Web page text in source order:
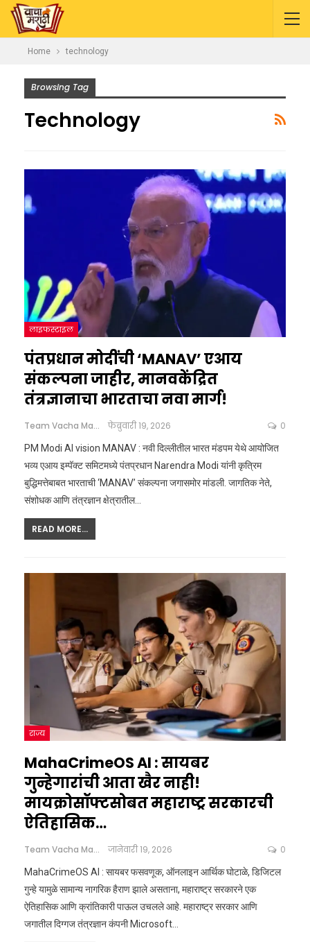
Home technology
Browsing Tag
Technology
लाइफस्टाइल
पंतप्रधान मोदींची ‘MANAV’ एआय
संकल्पना जाहीर, मानवकेंद्रित
तंत्रज्ञानाचा भारताचा नवा मार्ग!
Team Vacha Marathi फेब्रुवारी 19, 2026 0
PM Modi AI vision MANAV : नवी दिल्लीतील भारत मंडपम येथे आयोजित
भव्य एआय इम्पॅक्ट समिटमध्ये पंतप्रधान Narendra Modi यांनी कृत्रिम
बुद्धिमत्तेबाबत भारताची ‘MANAV’ संकल्पना जगासमोर मांडली. जागतिक नेते,
संशोधक आणि तंत्रज्ञान क्षेत्रातील…
READ MORE...
राज्य
MahaCrimeOS AI : सायबर
गुन्हेगारांची आता खैर नाही!
मायक्रोसॉफ्टसोबत महाराष्ट्र सरकारची
ऐतिहासिक…
Team Vacha Marathi जानेवारी 19, 2026 0
MahaCrimeOS AI : सायबर फसवणूक, ऑनलाइन आर्थिक घोटाळे, डिजिटल
गुन्हे यामुळे सामान्य नागरिक हैराण झाले असताना, महाराष्ट्र सरकारने एक
ऐतिहासिक आणि क्रांतिकारी पाऊल उचलले आहे. महाराष्ट्र सरकार आणि
जगातील दिग्गज तंत्रज्ञान कंपनी Microsoft…